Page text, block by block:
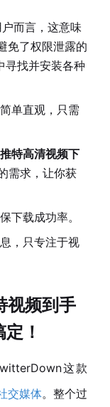
而言，这意味
免了权限泄露的
寻找并安装各种
单直观，只需
推特高清视频下
需求，让你获
下载成功率。
，只专注于视
视频到手
！
这款
交媒体。整个过